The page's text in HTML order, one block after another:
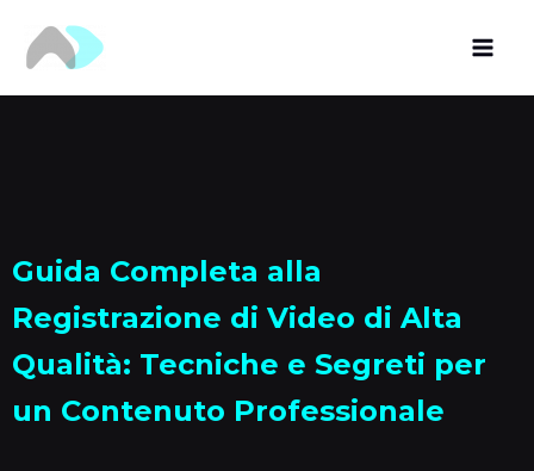
Guida Completa alla
Registrazione di Video di Alta
Qualità: Tecniche e Segreti per
un Contenuto Professionale